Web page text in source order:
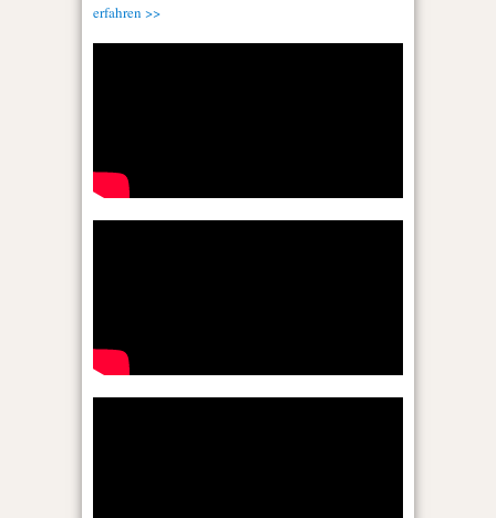
erfahren >>